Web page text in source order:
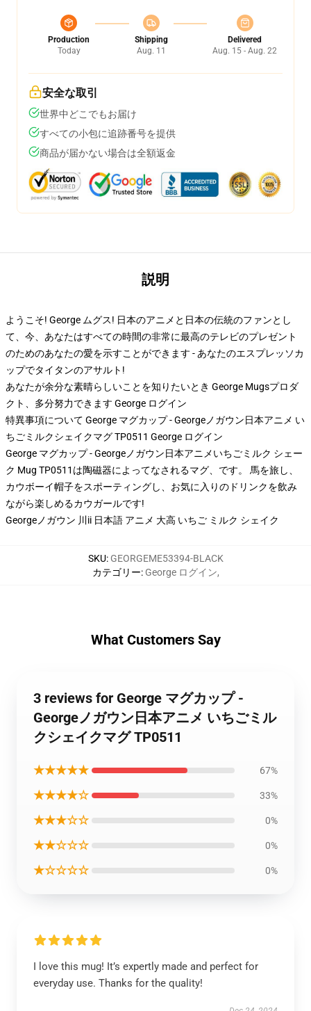
Production
Today
Shipping
Aug. 11
Delivered
Aug. 15 - Aug. 22
安全な取引
世界中どこでもお届け
すべての小包に追跡番号を提供
商品が届かない場合は全額返金
説明
ようこそ! George ムグス! 日本のアニメと日本の伝統のファンとし
て、今、あなたはすべての時間の非常に最高のテレビのプレゼント
のためのあなたの愛を示すことができます - あなたのエスプレッソカ
ップでタイタンのアサルト!
あなたが余分な素晴らしいことを知りたいとき George Mugsプロダ
クト、多分努力できます George ログイン
特異事項について George マグカップ - Georgeノガウン日本アニメ い
ちごミルクシェイクマグ TP0511 George ログイン
George マグカップ - Georgeノガウン日本アニメいちごミルク シェー
ク Mug TP0511は陶磁器によってなされるマグ、です。 馬を旅し、
カウボーイ帽子をスポーティングし、お気に入りのドリンクを飲み
ながら楽しめるカウガールです!
Georgeノガウン 川ii 日本語 アニメ 大高 いちご ミルク シェイク
SKU: GEORGEME53394-BLACK
カテゴリー: George ログイン,
What Customers Say
3 reviews for George マグカップ -
Georgeノガウン日本アニメ いちごミル
クシェイクマグ TP0511
★★★★★ 67%
★★★★☆ 33%
★★★☆☆ 0%
★★☆☆☆ 0%
★☆☆☆☆ 0%
I love this mug! It’s expertly made and perfect for
everyday use. Thanks for the quality!